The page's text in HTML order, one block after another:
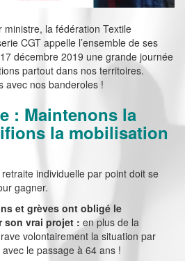
la fédération Textile
CGT appelle l’ensemble de ses
décembre 2019 une grande journée
partout dans nos territoires.
avec nos banderoles !
: Maintenons la
la mobilisation
individuelle par point doit se
gagner.
et grèves ont obligé le
son vrai projet : en plus de la
volontairement la situation par
le passage à 64 ans !